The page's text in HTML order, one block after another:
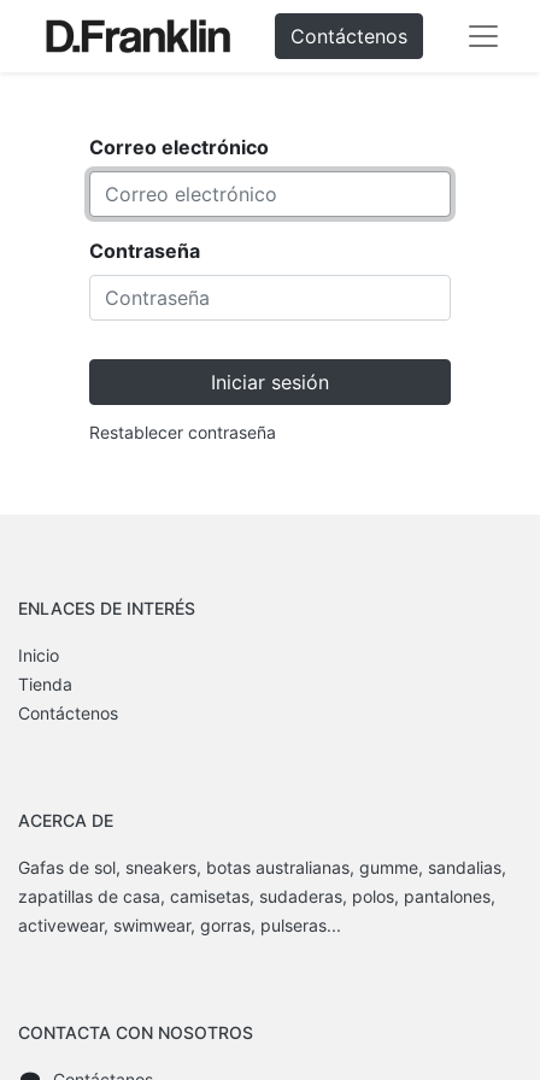
Contáctenos
Correo electrónico
Contraseña
Iniciar sesión
Restablecer contraseña
ENLACES DE INTERÉS
Inicio
Tienda
Contáctenos
ACERCA DE
Gafas de sol, sneakers, botas australianas, gumme, sandalias,
zapatillas de casa, camisetas, sudaderas, polos, pantalones,
activewear, swimwear, gorras, pulseras...
CONTACTA CON NOSOTROS